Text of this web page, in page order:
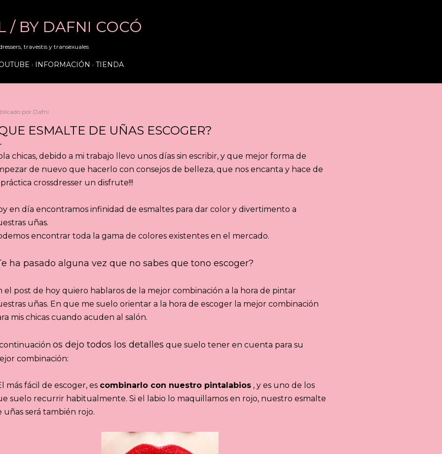
/ BY DAFNI COCÓ
travestis y transexuales
INFORMACIÓN TIENDA
por Dafni
ESMALTE DE UÑAS ESCOGER?
chicas, debido a mi trabajo llevo unos días sin escribir, y que mejor forma de
de nuevo que hacerlo con consejos de belleza, que nos encanta y hace de
práctica crossdresser un disfrute!!!
en día encontramos infinidad de esmaltes para dar color y divertimento a
uñas.
encontrar toda la gama de colores existentes en el mercado.
ha pasado alguna vez que no sabes que tono escoger?
el post de hoy quiero hablaros de la mejor combinación a la hora de pintar
uñas. En que me suelo orientar a la hora de escoger la mejor combinación
mis chicas cuando acuden al salón.
os dejo todos los detalles que suelo tener en cuenta para su
combinación:
más fácil de escoger, es combinarlo con nuestro pintalabios , y es uno de los
suelo recurrir habitualmente. Si el labio lo maquillamos en rojo, nuestro esmalte
uñas será también rojo.